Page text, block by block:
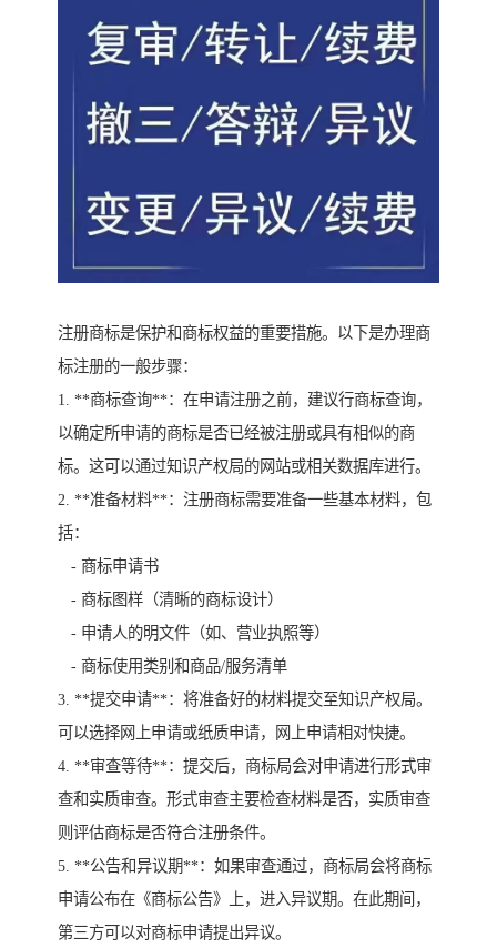
注册商标是保护和商标权益的重要措施。以下是办理商
标注册的一般步骤：
1. **商标查询**：在申请注册之前，建议行商标查询，
以确定所申请的商标是否已经被注册或具有相似的商
标。这可以通过知识产权局的网站或相关数据库进行。
2. **准备材料**：注册商标需要准备一些基本材料，包
括：
- 商标申请书
- 商标图样（清晰的商标设计）
- 申请人的明文件（如、营业执照等）
- 商标使用类别和商品/服务清单
3. **提交申请**：将准备好的材料提交至知识产权局。
可以选择网上申请或纸质申请，网上申请相对快捷。
4. **审查等待**：提交后，商标局会对申请进行形式审
查和实质审查。形式审查主要检查材料是否，实质审查
则评估商标是否符合注册条件。
5. **公告和异议期**：如果审查通过，商标局会将商标
申请公布在《商标公告》上，进入异议期。在此期间，
第三方可以对商标申请提出异议。